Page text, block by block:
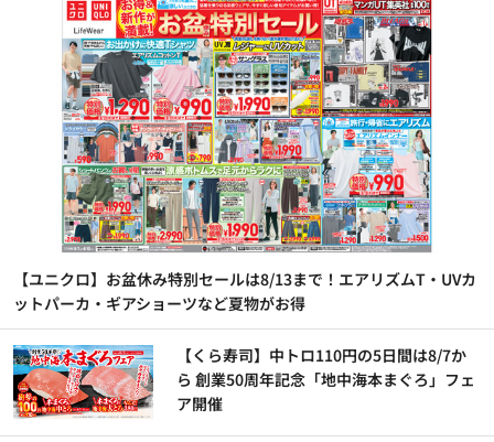
【ユニクロ】お盆休み特別セールは8/13まで！エアリズムT・UVカ
ットパーカ・ギアショーツなど夏物がお得
【くら寿司】中トロ110円の5日間は8/7か
ら 創業50周年記念「地中海本まぐろ」フェ
ア開催